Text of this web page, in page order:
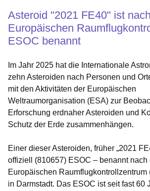
Asteroid "2021 FE40" ist
Europäischen
ESOC benannt
Im Jahr 2025 hat die Internationale
zehn Asteroiden nach Personen und
mit den Aktivitäten der Europäischen
Weltraumorganisation (ESA) zur
Erforschung erdnaher Asteroiden und
Schutz der Erde zusammenhängen.
Einer dieser Asteroiden, früher „2021
offiziell (810657) ESOC – benannt nach
Europäischen Raumflugkontrollzentrum
in Darmstadt. Das ESOC ist seit fast 60